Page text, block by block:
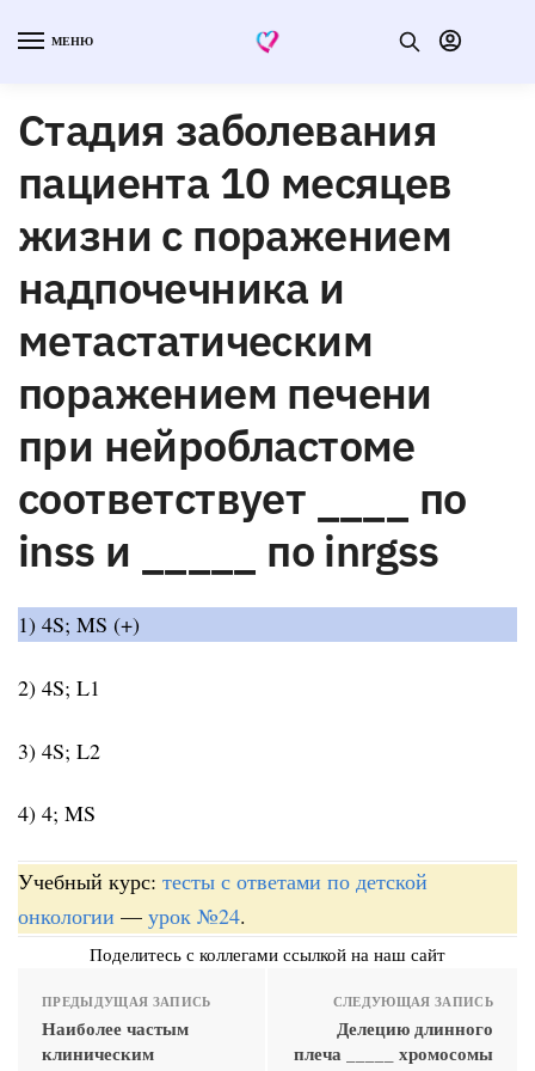
МЕНЮ
Стадия заболевания
пациента 10 месяцев
жизни с поражением
надпочечника и
метастатическим
поражением печени
при нейробластоме
соответствует ____ по
inss и _____ по inrgss
1) 4S; MS (+)
2) 4S; L1
3) 4S; L2
4) 4; MS
Учебный курс: тесты с ответами по детской
онкологии — урок №24.
Поделитесь с коллегами ссылкой на наш сайт
ПРЕДЫДУЩАЯ ЗАПИСЬ
Наиболее частым
клиническим
СЛЕДУЮЩАЯ ЗАПИСЬ
Делецию длинного
плеча _____ хромосомы